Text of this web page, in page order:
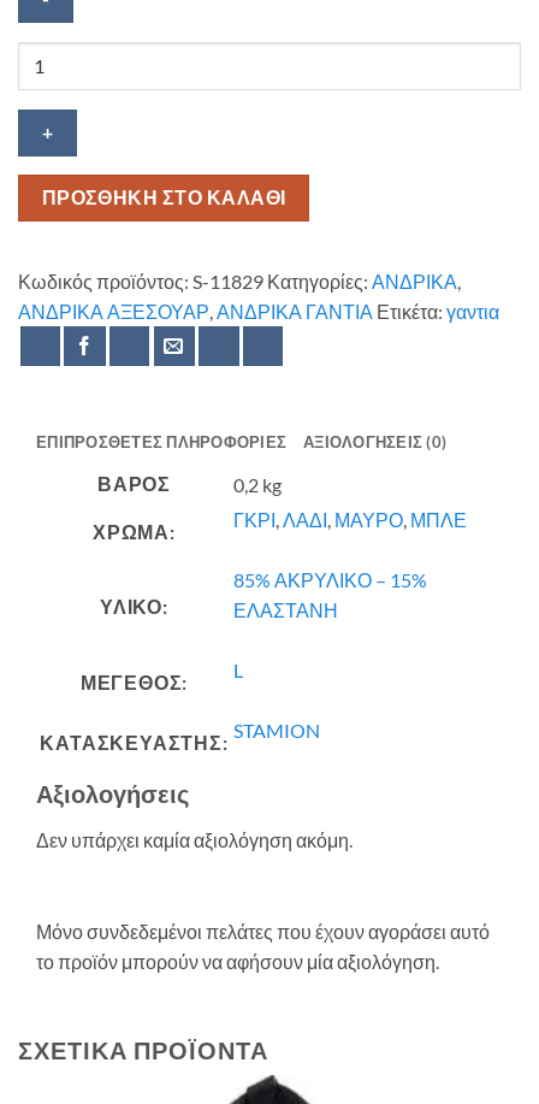
Stamion
accessories
ΠΡΟΣΘΗΚΗ ΣΤΟ ΚΑΛΑΘΙ
Κωδικός προϊόντος: S-11829 Κατηγορίες: ΑΝΔΡΙΚΑ
ΑΝΔΡΙΚΑ ΑΞΕΣΟΥΑΡ ΑΝΔΡΙΚΑ ΓΑΝΤΙΑ Ετικέτα: γαντια
ΕΠΙΠΡΌΣΘΕΤΕΣ ΠΛΗΡΟΦΟΡΊΕΣ ΑΞΙΟΛΟΓΉΣΕΙΣ (0)
ΒΆΡΟΣ 0,2 kg
ΧΡΩΜΑ:
ΓΚΡΙ,ΛΑΔΙ, ΜΑΥΡΟ, ΜΠΛΕ
ΥΛΙΚΟ:
85% ΑΚΡΥΛΙΚΟ – 15%
ΕΛΑΣΤΑΝΗ
ΜΕΓΕΘΟΣ:
L
ΚΑΤΑΣΚΕΥΑΣΤΗΣ:
STAMION
Αξιολογήσεις
Δεν υπάρχει καμία αξιολόγηση ακόμη.
Μόνο συνδεδεμένοι πελάτες που έχουν αγοράσει αυτό
το προϊόν μπορούν να αφήσουν μία αξιολόγηση.
ΣΧΕΤΙΚΆ ΠΡΟΪΌΝΤΑ